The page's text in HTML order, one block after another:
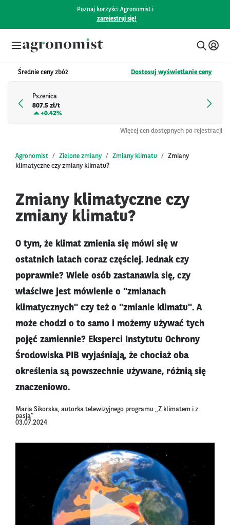
Poznaj korzyści Agronomist i
zarejestruj się!
Średnie ceny zbóż Dostosuj wyświetlanie ceny
Pszenica
807.5 zł/t
+0.42%
Więcej cen dostępnych po rejestracji
Agronomist Zielone zmiany Zmiany klimatu
Zmiany
klimatyczne czy zmiany klimatu?
Zmiany klimatyczne czy
zmiany klimatu?
O tym, że klimat zmienia się mówi się w
ostatnich latach coraz częściej. Jednak czy
poprawnie? Wiele osób zastanawia się, czy
właściwe jest mówienie o "zmianach
klimatycznych" czy też o "zmianie klimatu". A
może chodzi o to samo i możemy używać tych
pojęć zamiennie? Eksperci Instytutu Ochrony
Środowiska PIB wyjaśniają, że chociaż oba
określenia są powszechnie używane, różnią się
znaczeniowo.
Maria Sikorska, autorka telewizyjnego programu „Z klimatem i z
pasją”
03.07.2024